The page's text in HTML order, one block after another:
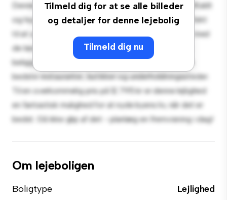
Tilmeld dig for at se alle billeder
og detaljer for denne lejebolig
Tilmeld dig nu
Denne moderne 4-værelses lejlighed tilbyder et stilfuldt
og hyggeligt opholdsrum. Det åbne koncept er perfekt
til at underholde, og det slanke køkken er udstyret med
de bedste hårde hvidevarer. Med sin førsteklasses
beliggenhed vil du være kun få skridt væk fra byens
bedste restauranter, butikker og underholdningssteder.
Til en overkommelig pris på 12.795 kr er denne lejlighed
en fantastisk mulighed for at nyde byens liv, når det er
bedst. Gå ikke glip af det - planlæg en fremvisning i dag!
Om lejeboligen
Boligtype
Lejlighed